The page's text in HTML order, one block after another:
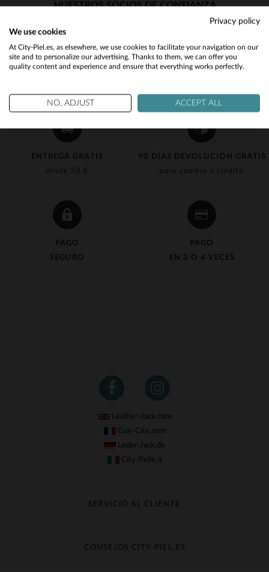
ENTREGA GRATIS
desde 50 €
90 DÍAS DEVOLUCIÓN GRATIS
para cambio o crédito
PAGO
SEGURO
PAGO
EN 3 O 4 VECES
NUESTROS SOCIOS DE CONFIANZA
Leather-Jack.com
Cuir-City.com
Leder-Jack.de
City-Pelle.it
SERVICIO AL CLIENTE
Cambio & Reembolso
CONSEJOS CITY-PIEL.ES
Would you like to be redirected to our English site?
No
Yes
Privacy policy
We use cookies
At City-Piel.es, as elsewhere, we use cookies to facilitate your navigation on our
site and to personalize our advertising. Thanks to them, we can offer you
quality content and experience and ensure that everything works perfectly.
NO, ADJUST ACCEPT ALL